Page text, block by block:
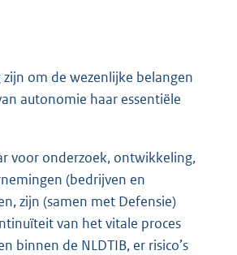
om de wezenlijke belangen
autonomie haar essentiële
voor onderzoek, ontwikkeling,
(bedrijven en
zijn (samen met Defensie)
van het vitale proces
de NLDTIB, er risico’s